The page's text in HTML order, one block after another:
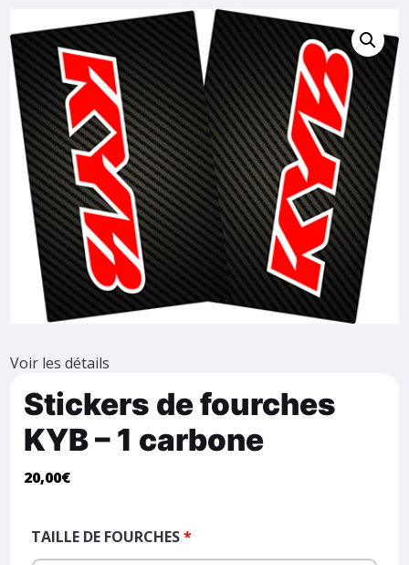
Voir les détails
Stickers de fourches
KYB – 1 carbone
20,00€
TAILLE DE FOURCHES*